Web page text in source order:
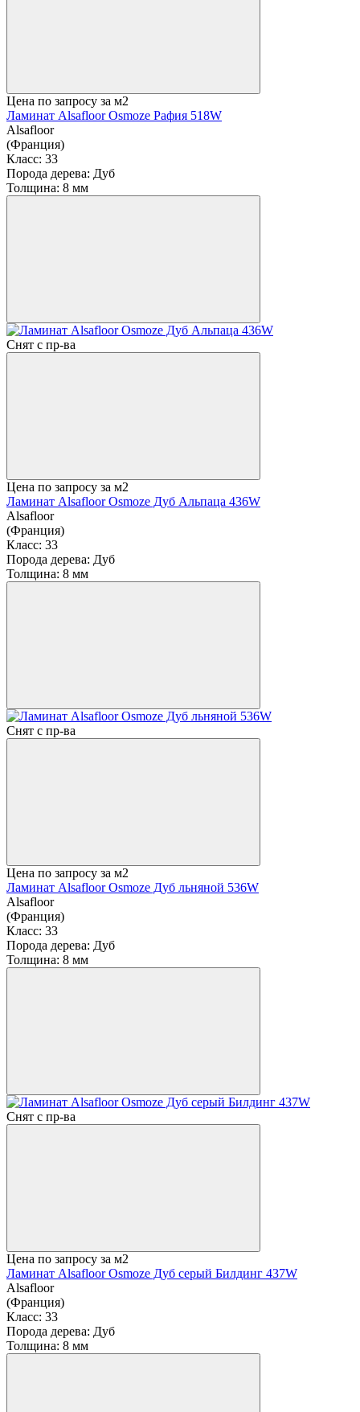
Цена по запросу за м2
Ламинат Alsafloor Osmoze Рафия 518W
Alsafloor
(Франция)
Класс: 33
Порода дерева: Дуб
Толщина: 8 мм
Снят с пр-ва
Цена по запросу за м2
Ламинат Alsafloor Osmoze Дуб Альпаца 436W
Alsafloor
(Франция)
Класс: 33
Порода дерева: Дуб
Толщина: 8 мм
Снят с пр-ва
Цена по запросу за м2
Ламинат Alsafloor Osmoze Дуб льняной 536W
Alsafloor
(Франция)
Класс: 33
Порода дерева: Дуб
Толщина: 8 мм
Снят с пр-ва
Цена по запросу за м2
Ламинат Alsafloor Osmoze Дуб серый Билдинг 437W
Alsafloor
(Франция)
Класс: 33
Порода дерева: Дуб
Толщина: 8 мм